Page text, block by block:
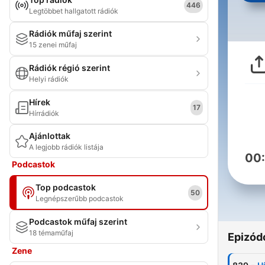
Legtöbbet hallgatott rádiók
446
Rádiók műfaj szerint
15 zenei műfaj
Rádiók régió szerint
Helyi rádiók
Hírek
Hírrádiók
17
Ajánlottak
A legjobb rádiók listája
Podcastok
Top podcastok
Legnépszerűbb podcastok
50
Podcastok műfaj szerint
18 témaműfaj
Zene